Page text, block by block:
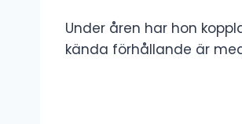
Under åren har hon
kända förhållande är